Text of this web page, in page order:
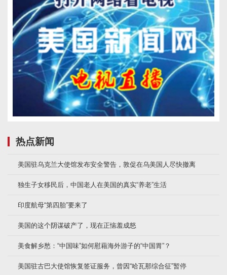
热点新闻
美国驻乌克兰大使馆发布安全警告，敦促在乌美国人尽快撤离
独生子女移民后，中国老人在美国的真实“养老”生活
印度航母“第四胎”要来了
美国的这个阴谋破产了，现在正恼羞成怒
美食解乡愁：“中国味”如何慰藉海外游子的“中国胃”？
美国驻古巴大使馆恢复签证服务，曾因“哈瓦那综合征”暂停